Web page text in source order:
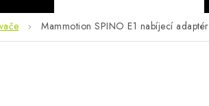
Mammotion SPINO E1 nabíjecí adaptér